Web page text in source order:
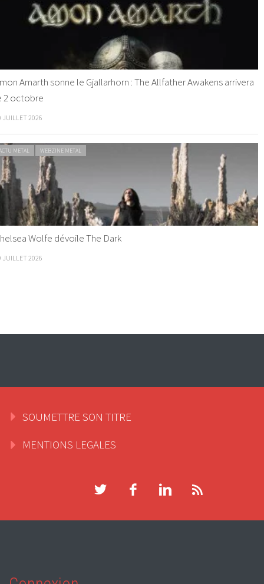
Amarth sonne le Gjallarhorn : The Allfather Awakens arrivera
2 octobre
JUILLET 2026
METAL WEBZINE METAL
Wolfe dévoile The Dark
JUILLET 2026
SOUMETTRE SON TITRE
MENTIONS LEGALES